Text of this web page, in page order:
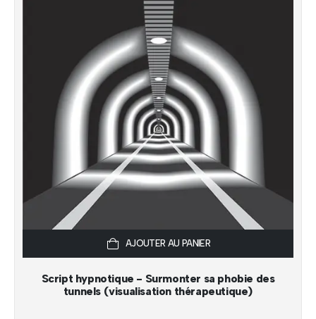
AJOUTER AU PANIER
Script hypnotique - Surmonter sa phobie des
tunnels (visualisation thérapeutique)